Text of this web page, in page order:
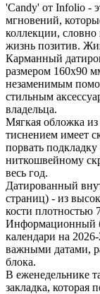
'Candy' от Infolio -
мгновений,
коллекции,
жизнь позитив.
Карманный
размером 160х90
незаменимым
стильным
владельца.
Мягкая обложка
тиснением имеет
порвать
ниткошвейному
весь год.
Датированный
страниц) - из
кости плотностью
Информационный
календари на
важными датами,
блока.
В еженедельнике
закладка, которая